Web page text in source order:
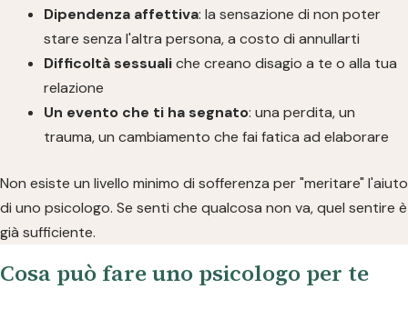
Dipendenza affettiva: la sensazione di non poter
stare senza l'altra persona, a costo di annullarti
Difficoltà sessualiche creano disagio a te o alla tua
relazione
Un evento che ti ha segnato: una perdita, un
trauma, un cambiamento che fai fatica ad elaborare
Non esiste un livello minimo di sofferenza per "meritare" l'aiuto
di uno psicologo. Se senti che qualcosa non va, quel sentire è
già sufficiente.
Cosa può fare uno psicologo per te